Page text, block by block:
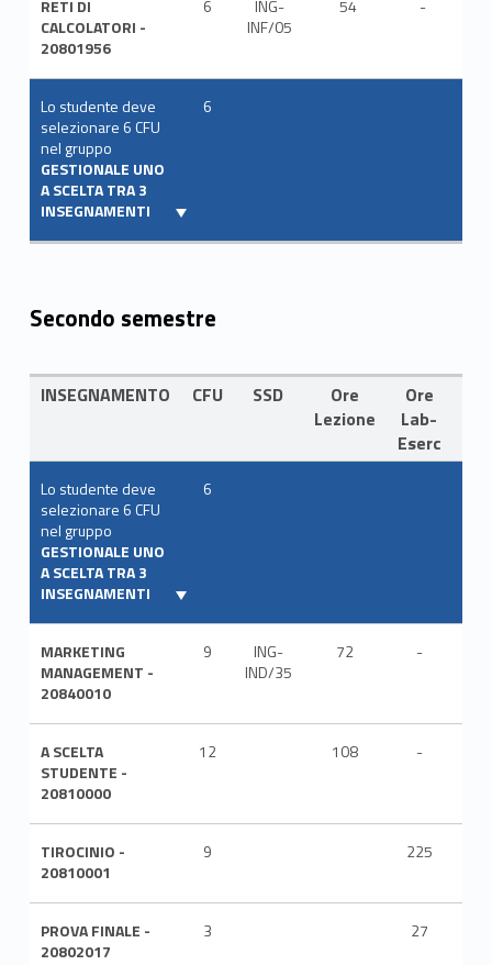
RETI DI
CALCOLATORI -
20801956
6
ING-
INF/05
54 -
Lo studente deve
selezionare 6 CFU
nel gruppo
GESTIONALE UNO
A SCELTA TRA 3
INSEGNAMENTI
6
Secondo semestre
INSEGNAMENTO CFU SSD
Ore
Lezione
Ore
Lab-
Eserc
Lo studente deve
selezionare 6 CFU
nel gruppo
GESTIONALE UNO
A SCELTA TRA 3
INSEGNAMENTI
6
MARKETING
MANAGEMENT -
20840010
9
ING-
IND/35
72 -
A SCELTA
STUDENTE -
20810000
12 108 -
TIROCINIO -
20810001
9 225
PROVA FINALE -
20802017
3 27